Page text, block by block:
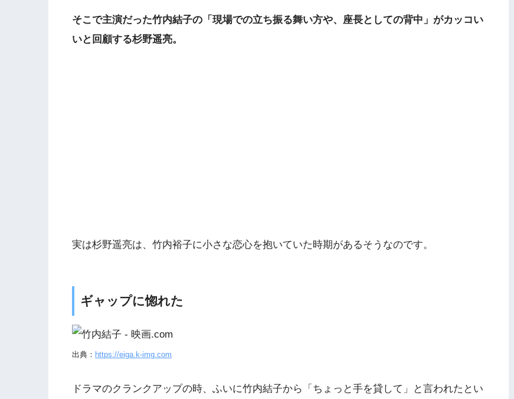
そこで主演だった竹内結子の「現場での立ち振る舞い方や、座長としての背中」がカッコい
いと回顧する杉野遥亮。
実は杉野遥亮は、竹内裕子に小さな恋心を抱いていた時期があるそうなのです。
ギャップに惚れた
出典： https://eiga.k-img.com
ドラマのクランクアップの時、ふいに竹内結子から「ちょっと手を貸して」と言われたとい